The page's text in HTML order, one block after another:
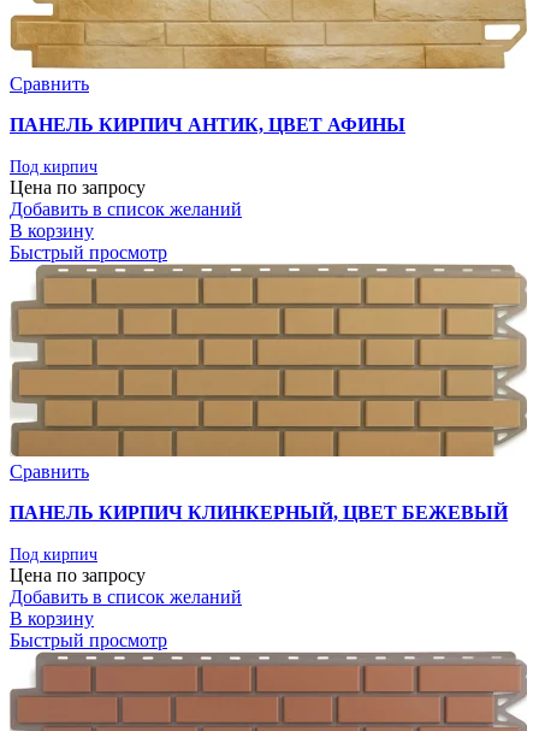
Сравнить
ПАНЕЛЬ КИРПИЧ АНТИК, ЦВЕТ АФИНЫ
Под кирпич
Цена по запросу
Добавить в список желаний
В корзину
Быстрый просмотр
Сравнить
ПАНЕЛЬ КИРПИЧ КЛИНКЕРНЫЙ, ЦВЕТ БЕЖЕВЫЙ
Под кирпич
Цена по запросу
Добавить в список желаний
В корзину
Быстрый просмотр